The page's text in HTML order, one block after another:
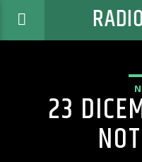
23